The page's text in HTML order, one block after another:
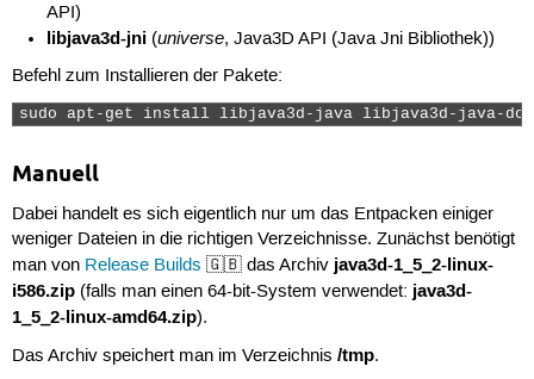
API)
libjava3d-jni (universe, Java3D API (Java Jni Bibliothek))
Befehl zum Installieren der Pakete:
sudo apt-get install libjava3d-java libjava3d-java-
Manuell
Dabei handelt es sich eigentlich nur um das Entpacken einiger
weniger Dateien in die richtigen Verzeichnisse. Zunächst benötigt
man von Release Builds 🇬🇧 das Archiv java3d-1_5_2-linux-
i586.zip(falls man einen 64-bit-System verwendet: java3d-
1_5_2-linux-amd64.zip).
Das Archiv speichert man im Verzeichnis /tmp.